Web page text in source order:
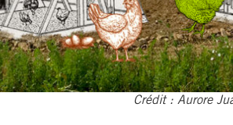
Crédit : Aurore